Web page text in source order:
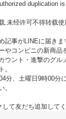
duplication
.未经许可不得转载
記事がLINEに届きま
やコンビニの新商品
ウント・進撃のグル
。
分、土曜日9時00分
。
て友だち追加して